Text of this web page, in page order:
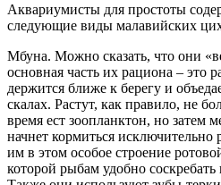
Аквариумисты для простоты
следующие виды малавийских
Мбуна. Можно сказать, что они
основная часть их рациона – это
держится ближе к берегу и
скалах. Растут, как правило, не
время ест зоопланктон, но затем
начнет кормиться исключительно
им в этом особое строение
которой рыбам удобно